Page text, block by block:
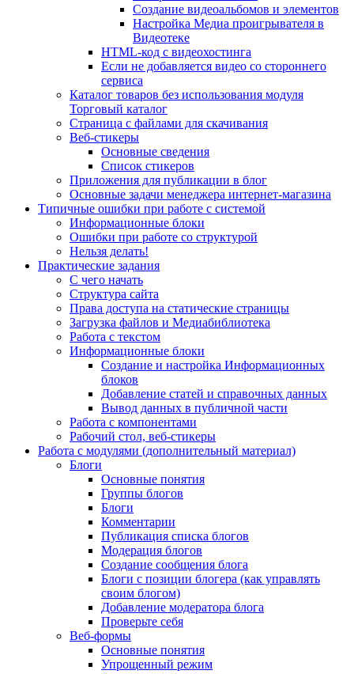
Создание видеоальбомов и элементов
Настройка Медиа проигрывателя в
Видеотеке
HTML-код с видеохостинга
Если не добавляется видео со стороннего
сервиса
Каталог товаров без использования модуля
Торговый каталог
Страница с файлами для скачивания
Веб-стикеры
Основные сведения
Список стикеров
Приложения для публикации в блог
Основные задачи менеджера интернет-магазина
Типичные ошибки при работе с системой
Информационные блоки
Ошибки при работе со структурой
Нельзя делать!
Практические задания
С чего начать
Структура сайта
Права доступа на статические страницы
Загрузка файлов и Медиабиблиотека
Работа с текстом
Информационные блоки
Создание и настройка Информационных
блоков
Добавление статей и справочных данных
Вывод данных в публичной части
Работа с компонентами
Рабочий стол, веб-стикеры
Работа с модулями (дополнительный материал)
Блоги
Основные понятия
Группы блогов
Блоги
Комментарии
Публикация списка блогов
Модерация блогов
Создание сообщения блога
Блоги с позиции блогера (как управлять
своим блогом)
Добавление модератора блога
Проверьте себя
Веб-формы
Основные понятия
Упрощенный режим